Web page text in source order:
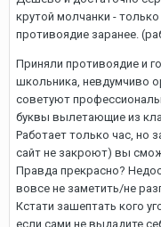
крутой молчанки -
противоядие заранее.
Приняли противоядие и
школьника, невдумчиво
советуют
буквы вылетающие из
Работает только час, но
сайт не закроют) вы
Правда прекрасно?
вовсе не заметить/не
Кстати зашептать кого
если сами не выдадите